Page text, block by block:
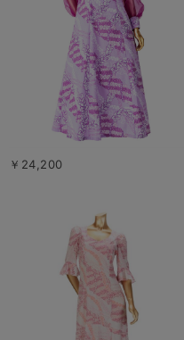
￥24,200